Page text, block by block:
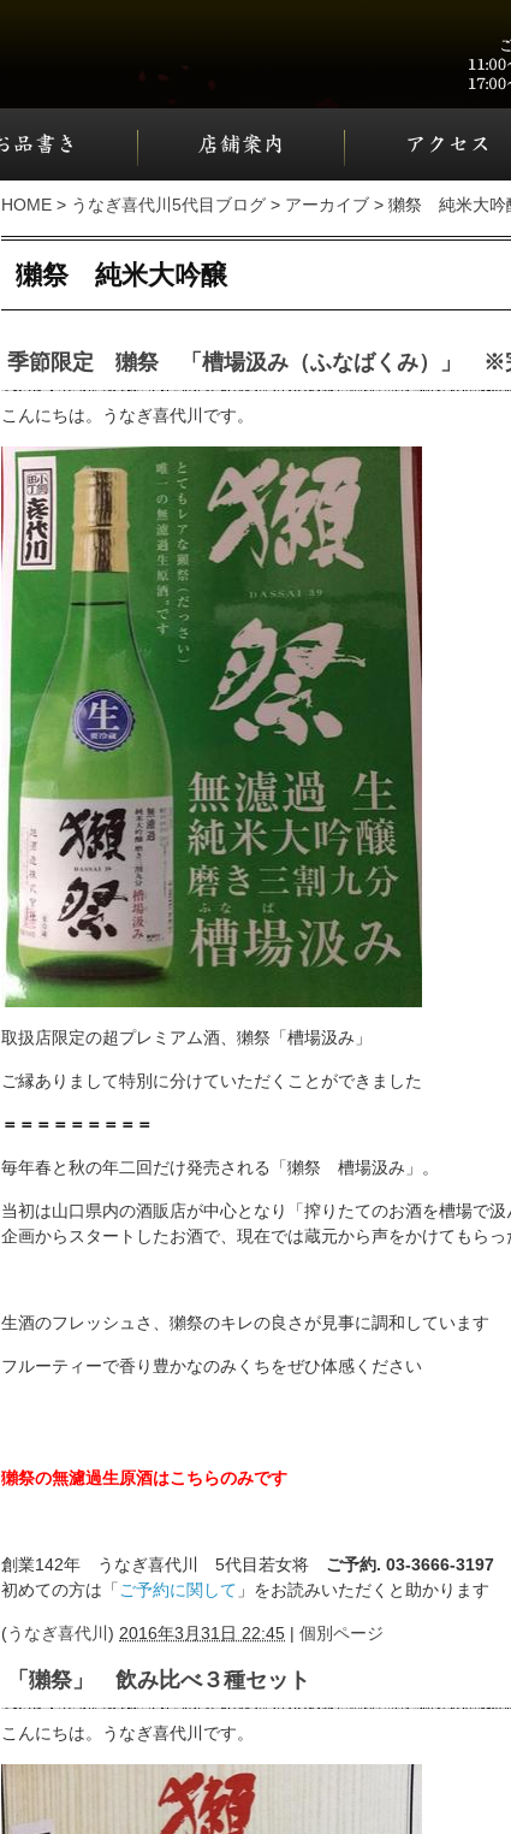
HOME > うなぎ喜代川5代目ブログ > アーカイブ > 獺祭 純米大吟
獺祭 純米大吟醸
季節限定 獺祭 「槽場汲み（ふなばくみ）」 ※
こんにちは。うなぎ喜代川です。
取扱店限定の超プレミアム酒、獺祭「槽場汲み」
ご縁ありまして特別に分けていただくことができました
＝＝＝＝＝＝＝＝＝
毎年春と秋の年二回だけ発売される「獺祭 槽場汲み」。
当初は山口県内の酒販店が中心となり「搾りたてのお酒を槽場で
企画からスタートしたお酒で、現在では蔵元から声をかけてもらっ
生酒のフレッシュさ、獺祭のキレの良さが見事に調和しています
フルーティーで香り豊かなのみくちをぜひ体感ください
獺祭の無濾過生原酒はこちらのみです
創業142年 うなぎ喜代川 5代目若女将 ご予約. 03-3666-3197
初めての方は「 ご予約に関して 」をお読みいただくと助かります
(うなぎ喜代川 ) 2016年3月31日 22:45 | 個別ページ
「獺祭」 飲み比べ３種セット
こんにちは。うなぎ喜代川です。